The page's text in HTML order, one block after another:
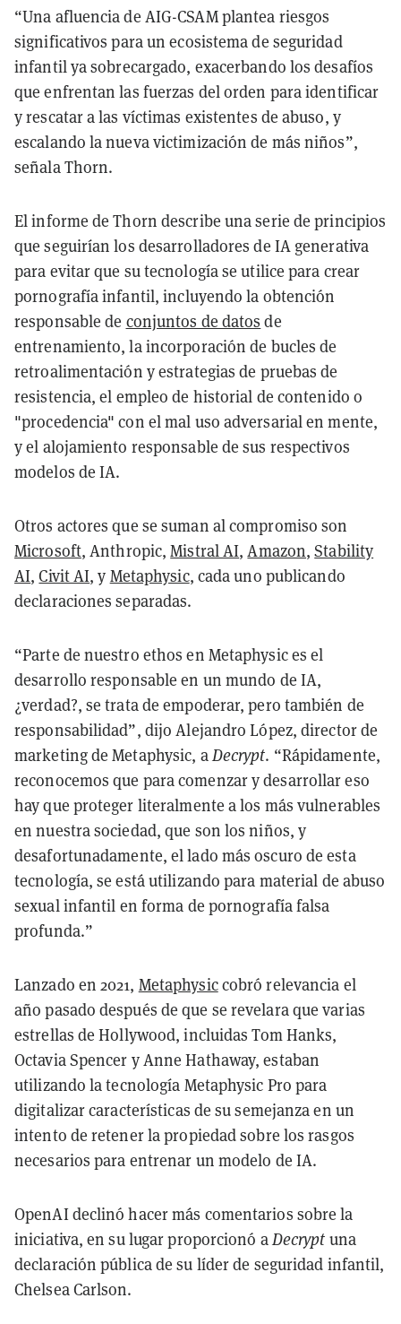
“Una afluencia de AIG-CSAM plantea riesgos
significativos para un ecosistema de seguridad
infantil ya sobrecargado, exacerbando los desafíos
que enfrentan las fuerzas del orden para identificar
y rescatar a las víctimas existentes de abuso, y
escalando la nueva victimización de más niños”,
señala Thorn.
El informe de Thorn describe una serie de principios
que seguirían los desarrolladores de IA generativa
para evitar que su tecnología se utilice para crear
pornografía infantil, incluyendo la obtención
responsable de conjuntos de datos de
entrenamiento, la incorporación de bucles de
retroalimentación y estrategias de pruebas de
resistencia, el empleo de historial de contenido o
"procedencia" con el mal uso adversarial en mente,
y el alojamiento responsable de sus respectivos
modelos de IA.
Otros actores que se suman al compromiso son
Microsoft, Anthropic,Mistral AI,Amazon,Stability
AI,Civit AI, y Metaphysic, cada uno publicando
declaraciones separadas.
“Parte de nuestro ethos en Metaphysic es el
desarrollo responsable en un mundo de IA,
¿verdad?, se trata de empoderar, pero también de
responsabilidad”, dijo Alejandro López, director de
marketing de Metaphysic, aDecrypt. “Rápidamente,
reconocemos que para comenzar y desarrollar eso
hay que proteger literalmente a los más vulnerables
en nuestra sociedad, que son los niños, y
desafortunadamente, el lado más oscuro de esta
tecnología, se está utilizando para material de abuso
sexual infantil en forma de pornografía falsa
profunda.”
Lanzado en 2021, Metaphysiccobró relevancia el
año pasado después de que se revelara que varias
estrellas de Hollywood, incluidas Tom Hanks,
Octavia Spencer y Anne Hathaway, estaban
utilizando la tecnología Metaphysic Pro para
digitalizar características de su semejanza en un
intento de retener la propiedad sobre los rasgos
necesarios para entrenar un modelo de IA.
OpenAI declinó hacer más comentarios sobre la
iniciativa, en su lugar proporcionó aDecrypt una
declaración pública de su líder de seguridad infantil,
Chelsea Carlson.